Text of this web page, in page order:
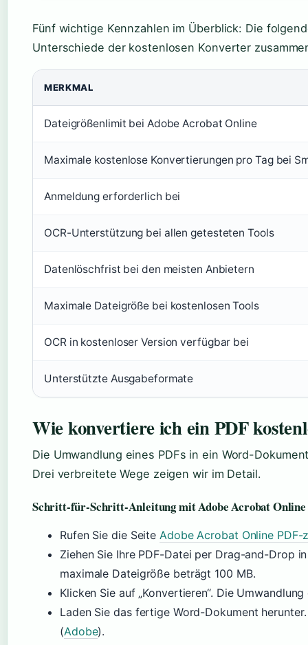
Fünf wichtige Kennzahlen im Überblick: Die
Unterschiede der kostenlosen Konverter
MERKMAL
Dateigrößenlimit bei Adobe Acrobat Online
Maximale kostenlose Konvertierungen pro Tag bei
Anmeldung erforderlich bei
OCR-Unterstützung bei allen getesteten Tools
Datenlöschfrist bei den meisten Anbietern
Maximale Dateigröße bei kostenlosen Tools
OCR in kostenloser Version verfügbar bei
Unterstützte Ausgabeformate
Wie konvertiere ich ein PDF
Die Umwandlung eines PDFs in ein Word-
Drei verbreitete Wege zeigen wir im Detail.
Schritt-für-Schritt-Anleitung mit Adobe Acrobat Online
Rufen Sie die Seite Adobe Acrobat Online PDF-
Ziehen Sie Ihre PDF-Datei per Drag-and-Drop
maximale Dateigröße beträgt 100 MB.
Klicken Sie auf „Konvertieren“. Die
Laden Sie das fertige Word-Dokument
(Adobe).